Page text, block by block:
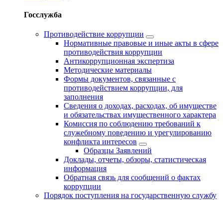
Госслужба
Противодействие коррупции
Нормативные правовые и иные акты в сфере
противодействия коррупции
Антикоррупционная экспертиза
Методические материалы
Формы документов, связанные с
противодействием коррупции, для
заполнения
Сведения о доходах, расходах, об имуществе
и обязательствах имущественного характера
Комиссия по соблюдению требований к
служебному поведению и урегулированию
конфликта интересов
Образцы Заявлений
Доклады, отчеты, обзоры, статистическая
информация
Обратная связь для сообщений о фактах
коррупции
Порядок поступления на государственную службу